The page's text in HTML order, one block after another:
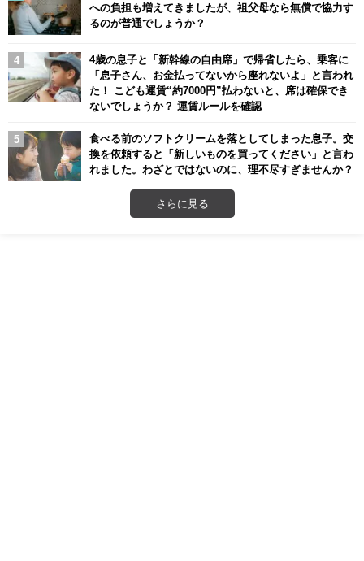
への負担も増えてきましたが、祖父母なら無償で協力す
るのが普通でしょうか？
4歳の息子と「新幹線の自由席」で帰省したら、乗客に
「息子さん、お金払ってないから座れないよ」と言われ
た！ こども運賃“約7000円”払わないと、席は確保でき
ないでしょうか？ 運賃ルールを確認
食べる前のソフトクリームを落としてしまった息子。交
換を依頼すると「新しいものを買ってください」と言わ
れました。わざとではないのに、理不尽すぎませんか？
さらに見る